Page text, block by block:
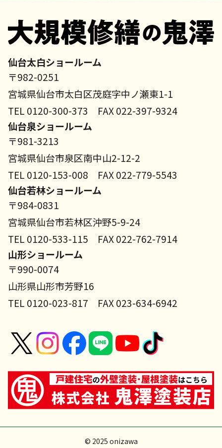
仙台太白ショールーム
〒982-0251
宮城県仙台市太白区茂庭字中ノ瀬東1-1
TEL 0120-300-373 FAX 022-397-9324
仙台泉ショールーム
〒981-3213
宮城県仙台市泉区南中山2-12-2
TEL 0120-153-008 FAX 022-779-5543
仙台若林ショールーム
〒984-0831
宮城県仙台市若林区沖野5-9-24
TEL 0120-533-115 FAX 022-762-7914
山形ショールーム
〒990-0074
山形県山形市芳野16
TEL 0120-023-817 FAX 023-634-6942
© 2025 onizawa